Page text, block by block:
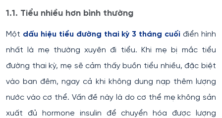
1.1. Tiểu nhiều hơn bình thường
Một dấu hiệu tiểu đường thai kỳ 3 tháng cuối điển hình
nhất là mẹ thường xuyên đi tiểu. Khi mẹ bị mắc tiểu
đường thai kỳ, mẹ sẽ cảm thấy buồn tiểu nhiều, đặc biệt
vào ban đêm, ngay cả khi không dung nạp thêm lượng
nước vào cơ thể. Vấn đề này là do cơ thể mẹ không sản
xuất đủ hormone insulin để chuyển hóa được lượng